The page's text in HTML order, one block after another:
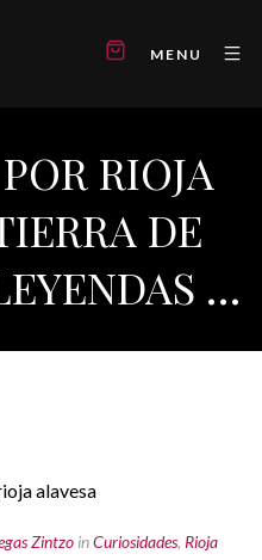
MENU
RIOJA
DE
…
Zintzo inCuriosidades, Rioja